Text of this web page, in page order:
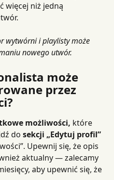
więcej niż jedną
wytwórni i playlisty może
nowego utwór.
może
przez
możliwości, które
do sekcji „Edytuj profil”
Upewnij się, że opis
aktualny — zalecamy
aby upewnić się, że